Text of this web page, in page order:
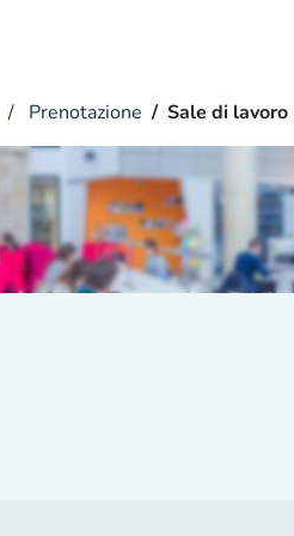
Prenotazione Sale di lavoro